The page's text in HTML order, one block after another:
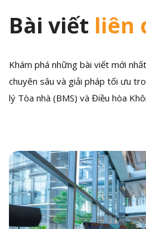
Bài viết liên
Khám phá những bài viết mới
chuyên sâu và giải pháp tối ưu
lý Tòa nhà (BMS) và Điều hòa